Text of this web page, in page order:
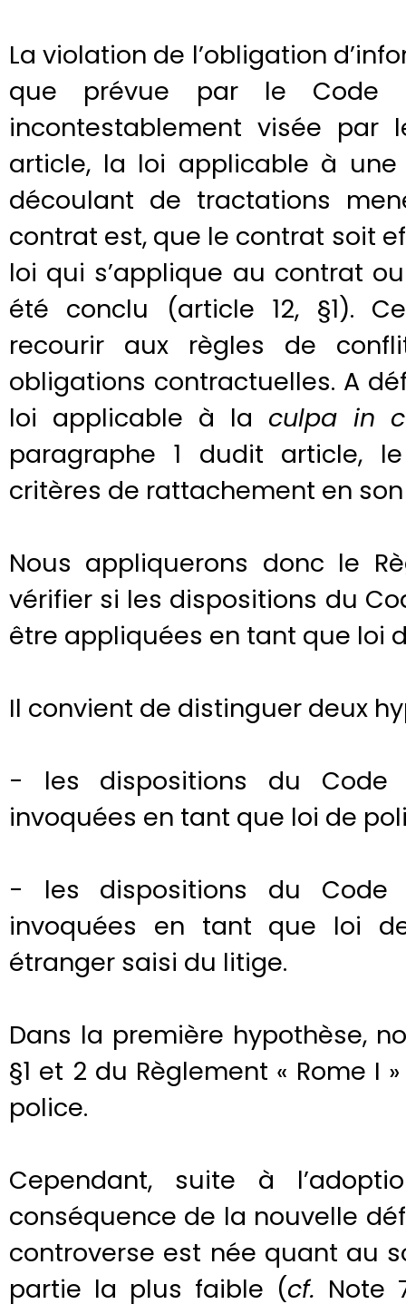
La violation de l’obligation
que prévue par le Code
incontestablement visée par
article, la loi applicable à
découlant de tractations
contrat est, que le contrat soit
loi qui s’applique au contrat
été conclu (article 12, §1).
recourir aux règles de
obligations contractuelles. A
loi applicable à la culpa in
paragraphe 1 dudit article,
critères de rattachement en
Nous appliquerons donc le
vérifier si les dispositions du
être appliquées en tant que loi
Il convient de distinguer deux
- les dispositions du Code
invoquées en tant que loi de
- les dispositions du Code
invoquées en tant que loi
étranger saisi du litige.
Dans la première hypothèse,
§1 et 2 du Règlement « Rome
police.
Cependant, suite à
conséquence de la nouvelle
controverse est née quant au
partie la plus faible (cf. Note